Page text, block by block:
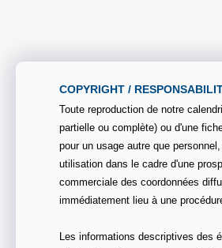
COPYRIGHT /
Toute reproduction de notre
partielle ou complète) ou d'une
pour un usage autre que
utilisation dans le cadre d'une
commerciale des coordonnées
immédiatement lieu à une
Les informations descriptives des